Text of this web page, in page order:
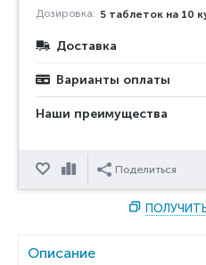
Дозировка: 5 таблеток на 10
Доставка
Варианты оплаты
Наши преимущества
ОтложитьСравнитьПоделиться
Описание